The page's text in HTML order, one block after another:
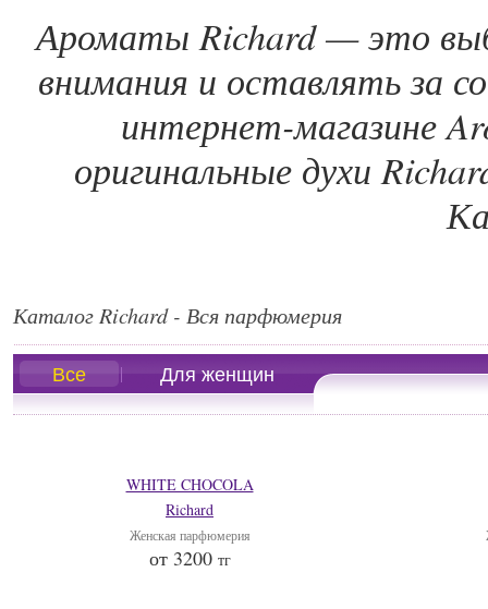
Ароматы Richard — это
внимания и оставлять за
интернет-магазине
оригинальные духи
Каталог Richard - Вся парфюмерия
Все Для женщин
WHITE CHOCOLA
Richard
Женская парфюмерия
от 3200 тг